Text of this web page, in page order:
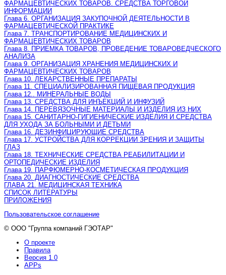
ФАРМАЦЕВТИЧЕСКИХ ТОВАРОВ. СРЕДСТВА ТОРГОВОЙ
ИНФОРМАЦИИ
Глава 6. ОРГАНИЗАЦИЯ ЗАКУПОЧНОЙ ДЕЯТЕЛЬНОСТИ В
ФАРМАЦЕВТИЧЕСКОЙ ПРАКТИКЕ
Глава 7. ТРАНСПОРТИРОВАНИЕ МЕДИЦИНСКИХ И
ФАРМАЦЕВТИЧЕСКИХ ТОВАРОВ
Глава 8. ПРИЕМКА ТОВАРОВ, ПРОВЕДЕНИЕ ТОВАРОВЕДЧЕСКОГО
АНАЛИЗА
Глава 9. ОРГАНИЗАЦИЯ ХРАНЕНИЯ МЕДИЦИНСКИХ И
ФАРМАЦЕВТИЧЕСКИХ ТОВАРОВ
Глава 10. ЛЕКАРСТВЕННЫЕ ПРЕПАРАТЫ
Глава 11. СПЕЦИАЛИЗИРОВАННАЯ ПИЩЕВАЯ ПРОДУКЦИЯ
Глава 12.. МИНЕРАЛЬНЫЕ ВОДЫ
Глава 13. СРЕДСТВА ДЛЯ ИНЪЕКЦИЙ И ИНФУЗИЙ
Глава 14. ПЕРЕВЯЗОЧНЫЕ МАТЕРИАЛЫ И ИЗДЕЛИЯ ИЗ НИХ
Глава 15. САНИТАРНО-ГИГИЕНИЧЕСКИЕ ИЗДЕЛИЯ И СРЕДСТВА
ДЛЯ УХОДА ЗА БОЛЬНЫМИ И ДЕТЬМИ
Глава 16. ДЕЗИНФИЦИРУЮЩИЕ СРЕДСТВА
Глава 17. УСТРОЙСТВА ДЛЯ КОРРЕКЦИИ ЗРЕНИЯ И ЗАЩИТЫ
ГЛАЗ
Глава 18. ТЕХНИЧЕСКИЕ СРЕДСТВА РЕАБИЛИТАЦИИ И
ОРТОПЕДИЧЕСКИЕ ИЗДЕЛИЯ
Глава 19. ПАРФЮМЕРНО-КОСМЕТИЧЕСКАЯ ПРОДУКЦИЯ
Глава 20. ДИАГНОСТИЧЕСКИЕ СРЕДСТВА
ГЛАВА 21. МЕДИЦИНСКАЯ ТЕХНИКА
СПИСОК ЛИТЕРАТУРЫ
ПРИЛОЖЕНИЯ
Пользовательское соглашение
© ООО "Группа компаний ГЭОТАР"
О проекте
Правила
Версия 1.0
APPs